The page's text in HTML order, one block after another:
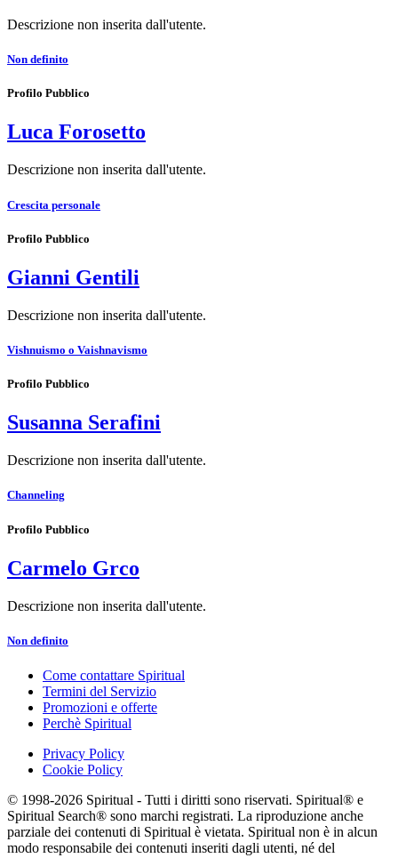
Descrizione non inserita dall'utente.
Non definito
Profilo Pubblico
Luca Forosetto
Descrizione non inserita dall'utente.
Crescita personale
Profilo Pubblico
Gianni Gentili
Descrizione non inserita dall'utente.
Vishnuismo o Vaishnavismo
Profilo Pubblico
Susanna Serafini
Descrizione non inserita dall'utente.
Channeling
Profilo Pubblico
Carmelo Grco
Descrizione non inserita dall'utente.
Non definito
Come contattare Spiritual
Termini del Servizio
Promozioni e offerte
Perchè Spiritual
Privacy Policy
Cookie Policy
© 1998-2026 Spiritual - Tutti i diritti sono riservati. Spiritual® e
Spiritual Search® sono marchi registrati. La riproduzione anche
parziale dei contenuti di Spiritual è vietata. Spiritual non è in alcun
modo responsabile dei contenuti inseriti dagli utenti, né del